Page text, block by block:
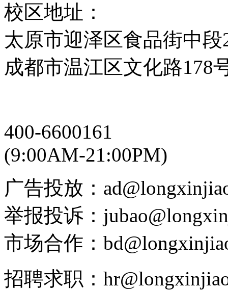
校区地址：
太原市迎泽区食品街中段
成都市温江区文化路178
400-6600161
(9:00AM-21:00PM)
广告投放：
举报投诉：
市场合作：
招聘求职：